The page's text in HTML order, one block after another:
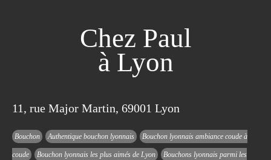
Chez Paul
à Lyon
11, rue Major Martin, 69001 Lyon
Bouchon Authentique bouchon lyonnais Bouchon lyonnais ambiance coude à
coude Bouchon lyonnais les plus aimés de Lyon Bouchons lyonnais parmi les